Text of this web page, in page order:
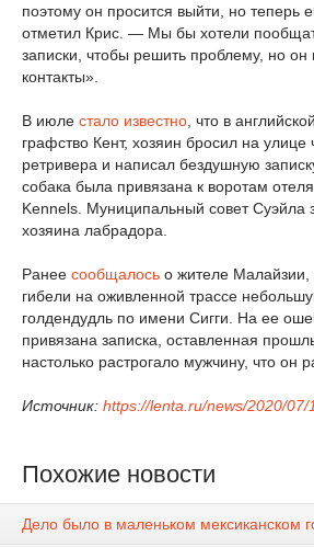
поэтому он просится выйти, но теперь
отметил Крис. — Мы бы хотели
записки, чтобы решить проблему, но он
контакты».
В июле стало известно , что в
графство Кент, хозяин бросил на улице
ретривера и написал бездушную
собака была привязана к воротам
Kennels. Муниципальный совет Суэйла
хозяина лабрадора.
Ранее сообщалось о жителе Малайзии,
гибели на оживленной трассе
голдендудль по имени Сигги. На ее
привязана записка, оставленная
настолько растрогало мужчину, что он
Источник: https://lenta.ru/news/2020/07/
Похожие новости
Дело было в маленьком мексиканском